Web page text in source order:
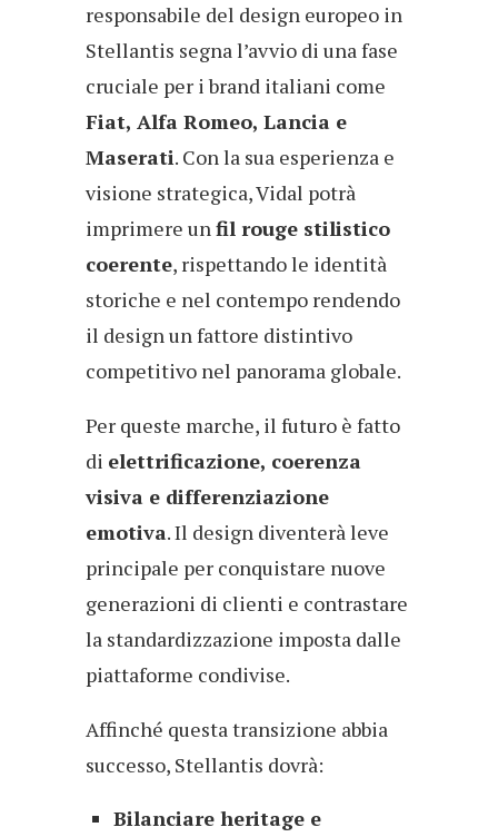
responsabile del design europeo in
Stellantis segna l’avvio di una fase
cruciale per i brand italiani come
Fiat, Alfa Romeo, Lancia e
Maserati. Con la sua esperienza e
visione strategica, Vidal potrà
imprimere unfil rouge stilistico
coerente, rispettando le identità
storiche e nel contempo rendendo
il design un fattore distintivo
competitivo nel panorama globale.
Per queste marche, il futuro è fatto
di elettrificazione, coerenza
visiva e differenziazione
emotiva. Il design diventerà leve
principale per conquistare nuove
generazioni di clienti e contrastare
la standardizzazione imposta dalle
piattaforme condivise.
Affinché questa transizione abbia
successo, Stellantis dovrà:
Bilanciare heritage e